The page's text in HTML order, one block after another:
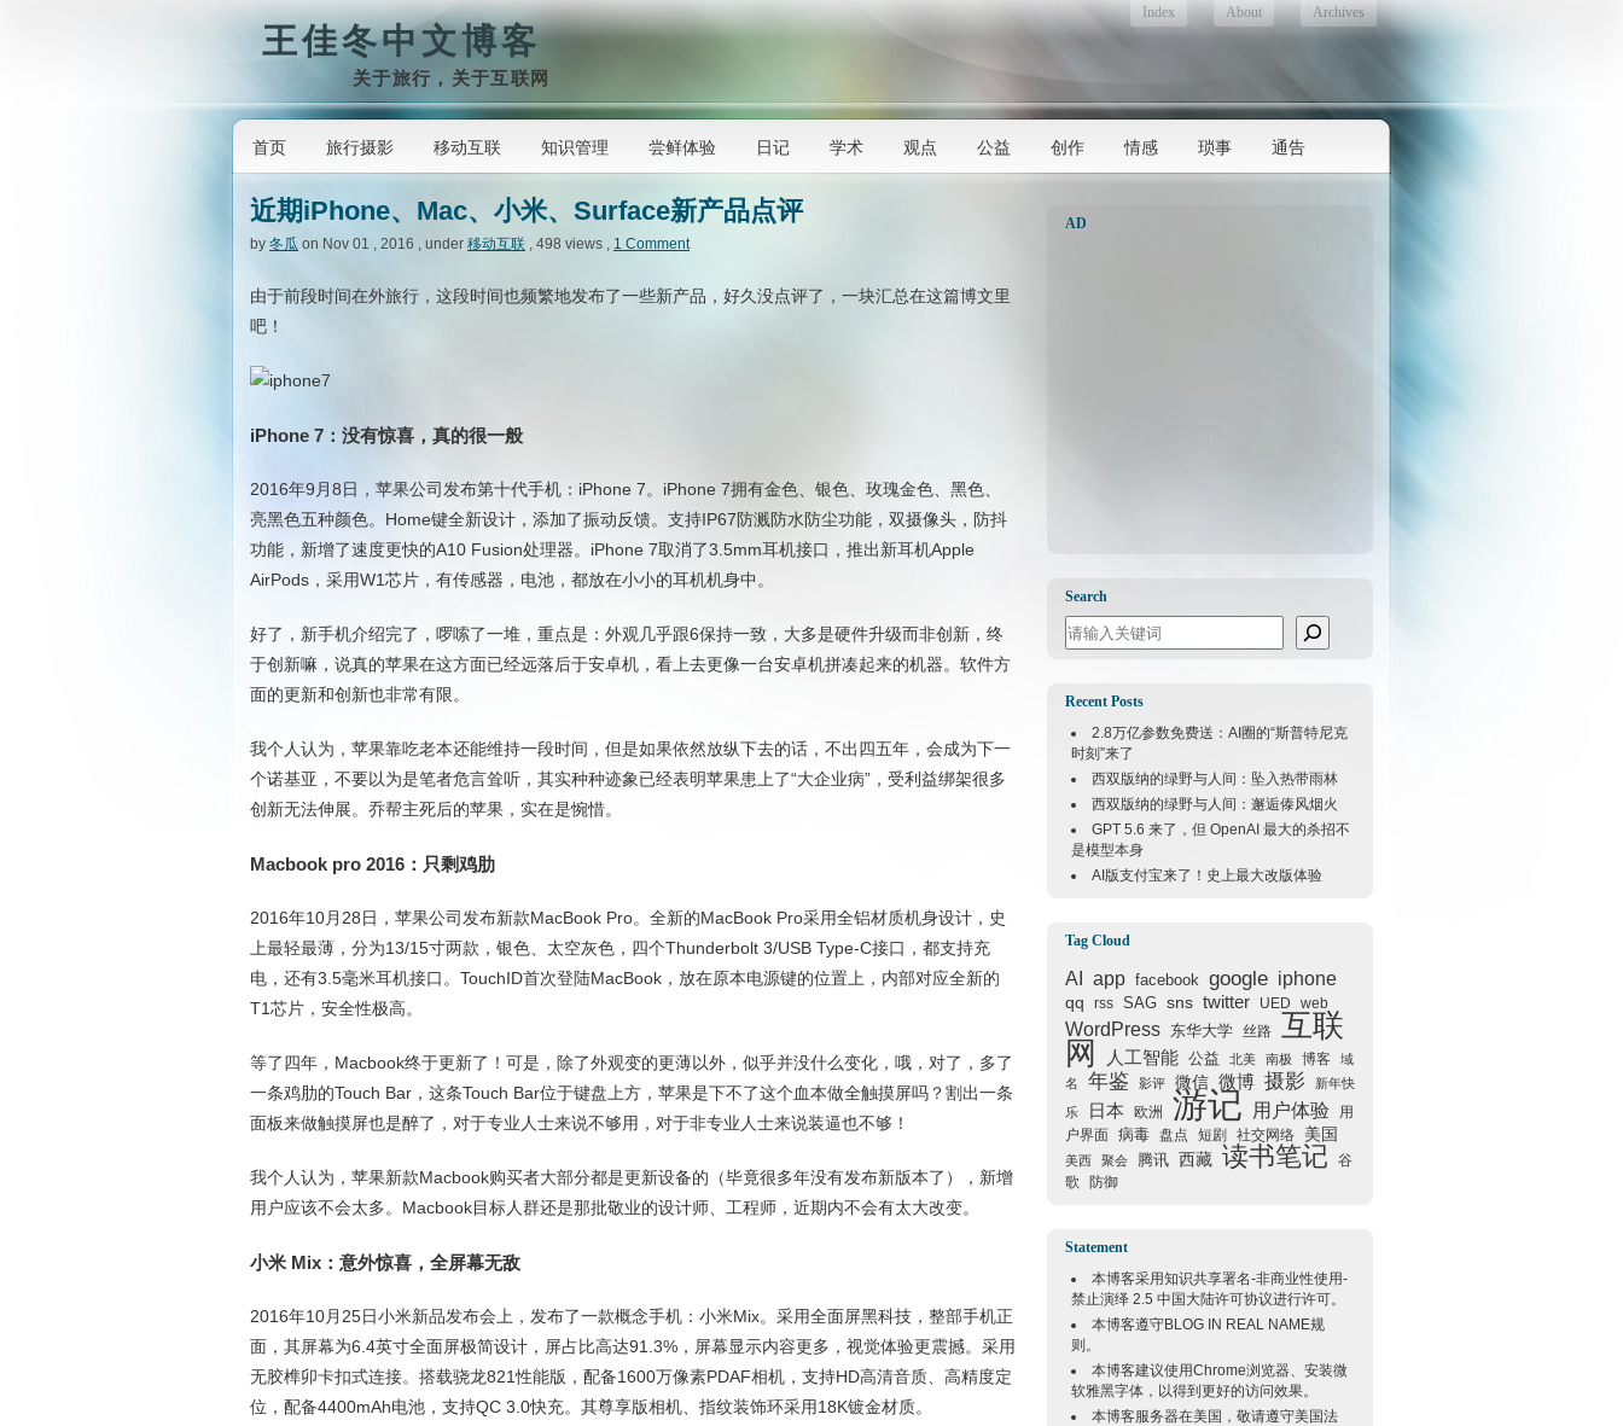
王佳冬中文博客
关于旅行，关于互联网
Index About Archives
首页 旅行摄影 移动互联 知识管理 尝鲜体验 日记 学术 观点 公益 创作 情感 琐事 通告
近期iPhone、Mac、小米、Surface新产品点评
by 冬瓜 on Nov 01 , 2016 , under 移动互联 , 498 views , 1 Comment
由于前段时间在外旅行，这段时间也频繁地发布了一些新产品，好久没点评了，一块汇总在这篇博文里
吧！
iPhone 7：没有惊喜，真的很一般
2016年9月8日，苹果公司发布第十代手机：iPhone 7。iPhone 7拥有金色、银色、玫瑰金色、黑色、
亮黑色五种颜色。Home键全新设计，添加了振动反馈。支持IP67防溅防水防尘功能，双摄像头，防抖
功能，新增了速度更快的A10 Fusion处理器。iPhone 7取消了3.5mm耳机接口，推出新耳机Apple
AirPods，采用W1芯片，有传感器，电池，都放在小小的耳机机身中。
好了，新手机介绍完了，啰嗦了一堆，重点是：外观几乎跟6保持一致，大多是硬件升级而非创新，终
于创新嘛，说真的苹果在这方面已经远落后于安卓机，看上去更像一台安卓机拼凑起来的机器。软件方
面的更新和创新也非常有限。
我个人认为，苹果靠吃老本还能维持一段时间，但是如果依然放纵下去的话，不出四五年，会成为下一
个诺基亚，不要以为是笔者危言耸听，其实种种迹象已经表明苹果患上了“大企业病”，受利益绑架很多
创新无法伸展。乔帮主死后的苹果，实在是惋惜。
Macbook pro 2016：只剩鸡肋
2016年10月28日，苹果公司发布新款MacBook Pro。全新的MacBook Pro采用全铝材质机身设计，史
上最轻最薄，分为13/15寸两款，银色、太空灰色，四个Thunderbolt 3/USB Type-C接口，都支持充
电，还有3.5毫米耳机接口。TouchID首次登陆MacBook，放在原本电源键的位置上，内部对应全新的
T1芯片，安全性极高。
等了四年，Macbook终于更新了！可是，除了外观变的更薄以外，似乎并没什么变化，哦，对了，多了
一条鸡肋的Touch Bar，这条Touch Bar位于键盘上方，苹果是下不了这个血本做全触摸屏吗？割出一条
面板来做触摸屏也是醉了，对于专业人士来说不够用，对于非专业人士来说装逼也不够！
我个人认为，苹果新款Macbook购买者大部分都是更新设备的（毕竟很多年没有发布新版本了），新增
用户应该不会太多。Macbook目标人群还是那批敬业的设计师、工程师，近期内不会有太大改变。
小米 Mix：意外惊喜，全屏幕无敌
2016年10月25日小米新品发布会上，发布了一款概念手机：小米Mix。采用全面屏黑科技，整部手机正
面，其屏幕为6.4英寸全面屏极简设计，屏占比高达91.3%，屏幕显示内容更多，视觉体验更震撼。采用
无胶榫卯卡扣式连接。搭载骁龙821性能版，配备1600万像素PDAF相机，支持HD高清音质、高精度定
位，配备4400mAh电池，支持QC 3.0快充。其尊享版相机、指纹装饰环采用18K镀金材质。
AD
Search
Search
Recent Posts
2.8万亿参数免费送：AI圈的“斯普特尼克
时刻”来了
西双版纳的绿野与人间：坠入热带雨林
西双版纳的绿野与人间：邂逅傣风烟火
GPT 5.6 来了，但 OpenAI 最大的杀招不
是模型本身
AI版支付宝来了！史上最大改版体验
Tag Cloud
AI app facebook google iphone
qq rss SAG sns twitter UED web
WordPress 东华大学 丝路 互联
网
人工智能 公益 北美 南极 博客
域
名
年鉴 影评 微信 微博 摄影
新年快
乐
日本 欧洲 游记 用户体验
用
户界面
病毒 盘点 短剧 社交网络 美国
美西 聚会 腾讯 西藏 读书笔记
谷
歌
防御
Statement
本博客采用知识共享署名-非商业性使用-
禁止演绎 2.5 中国大陆许可协议进行许可。
本博客遵守BLOG IN REAL NAME规
则。
本博客建议使用Chrome浏览器、安装微
软雅黑字体，以得到更好的访问效果。
本博客服务器在美国 ，敬请遵守美国法